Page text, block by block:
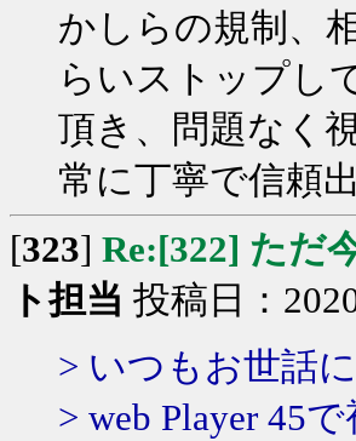
かしらの規制、
らいストップし
頂き、問題なく
常に丁寧で信頼
[323] Re:[322] ただ
ト担当 投稿日：
> いつもお世話
> web Player 45